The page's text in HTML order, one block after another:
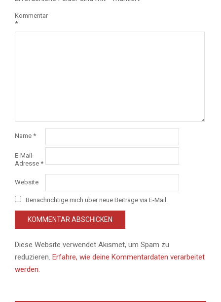
Kommentar
*
Name *
E-Mail-
Adresse *
Website
Benachrichtige mich über neue Beiträge via E-Mail.
Diese Website verwendet Akismet, um Spam zu
reduzieren. Erfahre, wie deine Kommentardaten verarbeitet
werden.